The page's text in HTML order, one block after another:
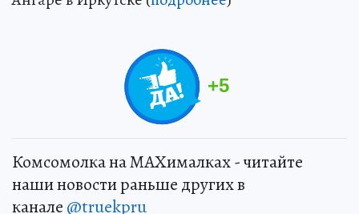
+5
Комсомолка на MAXималках - читайте
наши новости раньше других в
канале @truekpru